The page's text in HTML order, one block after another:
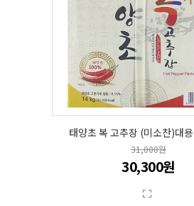
태양초 복 고추장 (미소찬)대
31,000원
30,300원